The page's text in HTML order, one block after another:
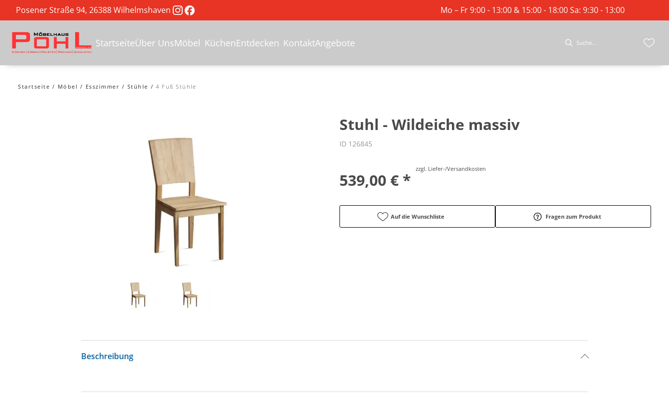
Posener Straße 94, 26388 Wilhelmshaven Mo – Fr 9:00 - 13:00 & 15:00 - 18:00 Sa: 9:30 - 13:00
StartseiteÜber UnsMöbel KüchenEntdecken KontaktAngebote
Startseite Möbel Esszimmer Stühle 4 Fuß Stühle
Stuhl - Wildeiche massiv
ID 126845
539,00 € *
zzgl. Liefer-/Versandkosten
Auf die Wunschliste Fragen zum Produkt
Beschreibung